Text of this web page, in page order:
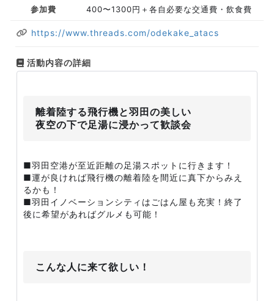
参加費 400〜1300円＋各自必要な交通費・飲食費
https://www.threads.com/odekake_atacs
活動内容の詳細
離着陸する飛行機と羽田の美しい
夜空の下で足湯に浸かって歓談会
■羽田空港が至近距離の足湯スポットに行きます！
■運が良ければ飛行機の離着陸を間近に真下からみえ
るかも！
■羽田イノベーションシティはごはん屋も充実！終了
後に希望があればグルメも可能！
こんな人に来て欲しい！